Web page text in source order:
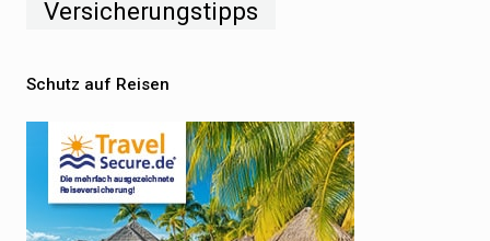
Versicherungstipps
Schutz auf Reisen